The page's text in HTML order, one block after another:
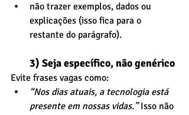
não trazer exemplos, dados ou
explicações (isso fica para o
restante do parágrafo).
3) Seja específico, não genérico
Evite frases vagas como:
“Nos dias atuais, a tecnologia está
presente em nossas vidas.” Isso não